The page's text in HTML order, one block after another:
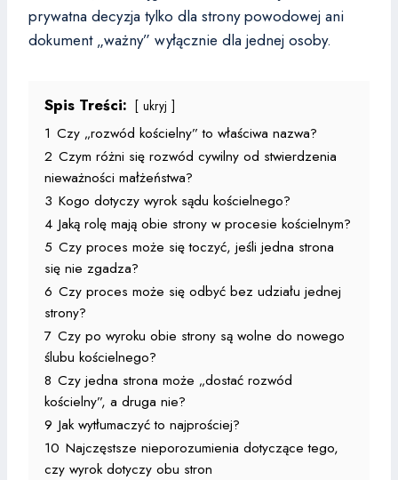
prywatna decyzja tylko dla strony powodowej ani
dokument „ważny” wyłącznie dla jednej osoby.
Spis Treści: ukryj
1 Czy „rozwód kościelny” to właściwa nazwa?
2 Czym różni się rozwód cywilny od stwierdzenia
nieważności małżeństwa?
3 Kogo dotyczy wyrok sądu kościelnego?
4 Jaką rolę mają obie strony w procesie kościelnym?
5 Czy proces może się toczyć, jeśli jedna strona
się nie zgadza?
6 Czy proces może się odbyć bez udziału jednej
strony?
7 Czy po wyroku obie strony są wolne do nowego
ślubu kościelnego?
8 Czy jedna strona może „dostać rozwód
kościelny”, a druga nie?
9 Jak wytłumaczyć to najprościej?
10 Najczęstsze nieporozumienia dotyczące tego,
czy wyrok dotyczy obu stron